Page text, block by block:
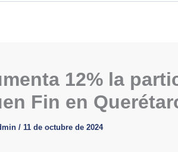
12% la
Fin en
/ 11 de octubre de 2024